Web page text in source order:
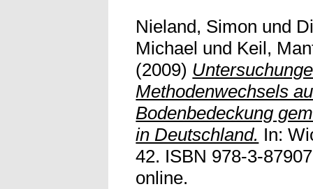
Nieland, Simon und
Michael und Keil,
(2009)
Methodenwechsels
Bodenbedeckung
in Deutschland. In:
42. ISBN 978-3-
online.